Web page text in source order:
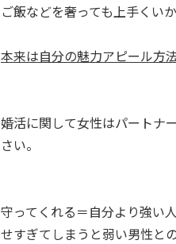
ご飯などを奢っても上手くい
本来は自分の魅力アピール方
婚活に関して女性はパートナ
さい。
守ってくれる＝自分より強い
せすぎてしまうと弱い男性と